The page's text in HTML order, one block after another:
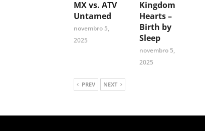
MX vs. ATV
Untamed
novembro 5,
2025
Kingdom
Hearts –
Birth by
Sleep
novembro 5,
2025
PREV NEXT